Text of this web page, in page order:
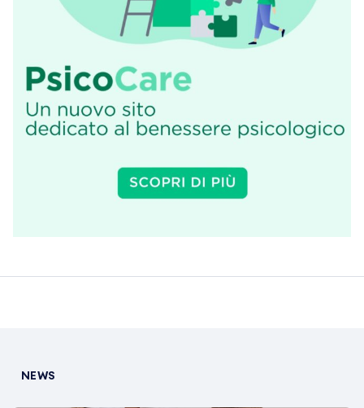
NEWS